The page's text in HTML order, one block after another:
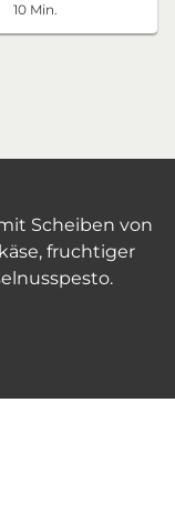
10 Min.
Scheiben von
fruchtiger